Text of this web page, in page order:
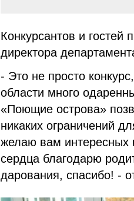
Конкурсантов и гостей
директора
- Это не просто
области много
«Поющие острова»
никаких ограничений
желаю вам интересных
сердца благодарю
дарования, спасибо! -